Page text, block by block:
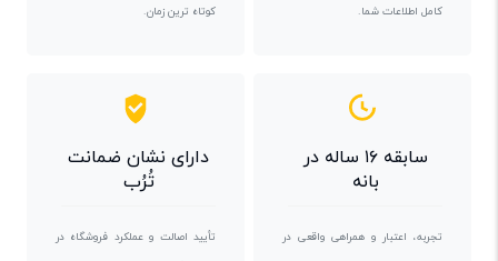
کامل اطلاعات شما. کوتاه ترین زمان.
سابقه ۱۶ ساله در
بانه
تجربه، اعتبار و همراهی واقعی در
دارای نشان ضمانت
تُرُب
تأیید اصالت و عملکرد فروشگاه در